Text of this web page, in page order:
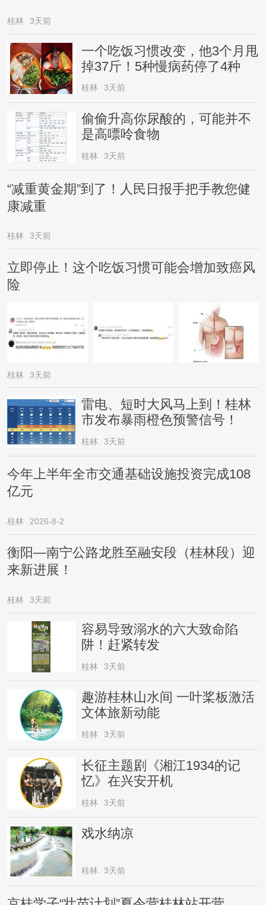
桂林 3天前
一个吃饭习惯改变，他3个月甩
掉37斤！5种慢病药停了4种
桂林 3天前
偷偷升高你尿酸的，可能并不
是高嘌呤食物
桂林 3天前
“减重黄金期”到了！人民日报手把手教您健
康减重
桂林 3天前
立即停止！这个吃饭习惯可能会增加致癌风
险
桂林 3天前
雷电、短时大风马上到！桂林
市发布暴雨橙色预警信号！
桂林 3天前
今年上半年全市交通基础设施投资完成108
亿元
桂林 2026-8-2
衡阳—南宁公路龙胜至融安段（桂林段）迎
来新进展！
桂林 3天前
容易导致溺水的六大致命陷
阱！赶紧转发
桂林 3天前
趣游桂林山水间 一叶桨板激活
文体旅新动能
桂林 3天前
长征主题剧《湘江1934的记
忆》在兴安开机
桂林 3天前
戏水纳凉
桂林 3天前